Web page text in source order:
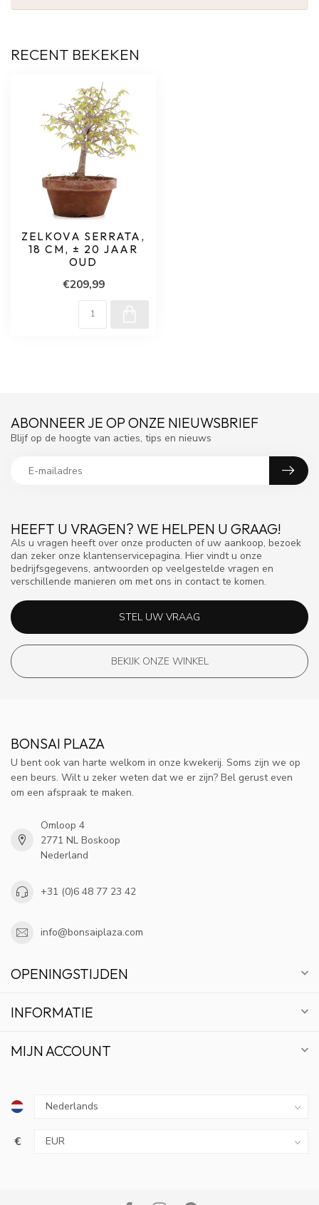
RECENT BEKEKEN
ZELKOVA SERRATA,
18 CM, ± 20 JAAR
OUD
€209,99
HEEFT U VRAGEN? WE HELPEN U GRAAG!
Als u vragen heeft over onze producten of uw aankoop, bezoek
dan zeker onze klantenservicepagina. Hier vindt u onze
bedrijfsgegevens, antwoorden op veelgestelde vragen en
verschillende manieren om met ons in contact te komen.
STEL UW VRAAG
BEKIJK ONZE WINKEL
ABONNEER JE OP ONZE NIEUWSBRIEF
Blijf op de hoogte van acties, tips en nieuws
BONSAI PLAZA
U bent ook van harte welkom in onze kwekerij. Soms zijn we op
een beurs. Wilt u zeker weten dat we er zijn? Bel gerust even
om een afspraak te maken.
Omloop 4
2771 NL Boskoop
Nederland
+31 (0)6 48 77 23 42
info@bonsaiplaza.com
OPENINGSTIJDEN
INFORMATIE
MIJN ACCOUNT
€